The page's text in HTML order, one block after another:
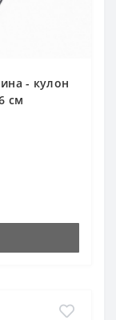
- кулон
см